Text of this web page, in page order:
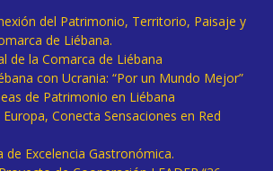
del Patrimonio, Territorio, Paisaje y
de Liébana.
de la Comarca de Liébana
con Ucrania: “Por un Mundo Mejor”
de Patrimonio en Liébana
Conecta Sensaciones en Red
de Excelencia Gastronómica.